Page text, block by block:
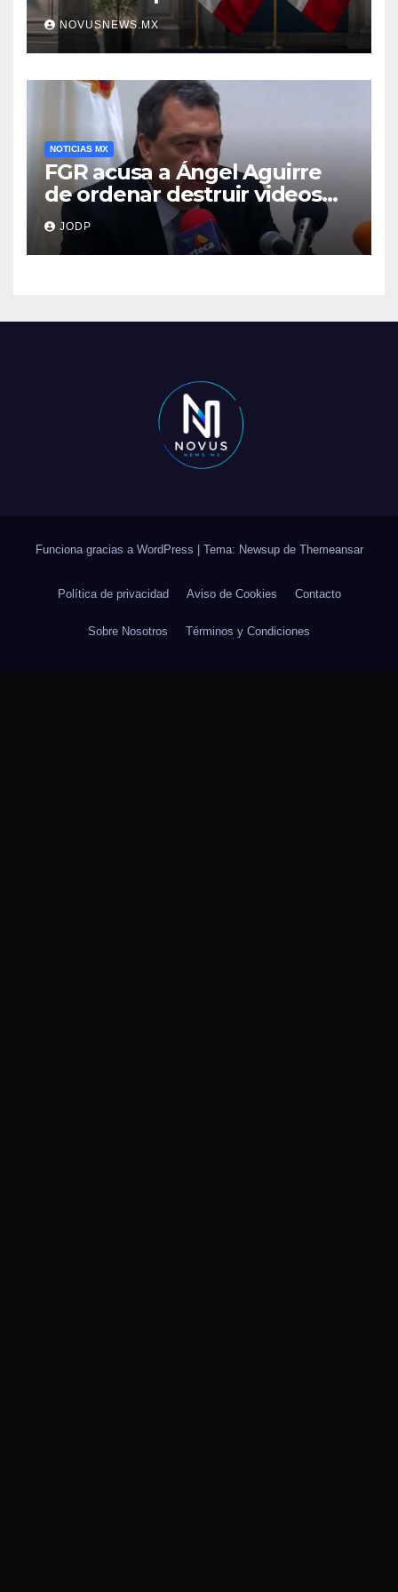
NOVUSNEWS.MX
NOTICIAS MX
FGR acusa a Ángel Aguirre
de ordenar destruir videos
clave del caso Ayotzinapa
JODP
Funciona gracias a WordPress Tema: Newsup de Themeansar
Política de privacidad Aviso de Cookies Contacto
Sobre Nosotros Términos y Condiciones